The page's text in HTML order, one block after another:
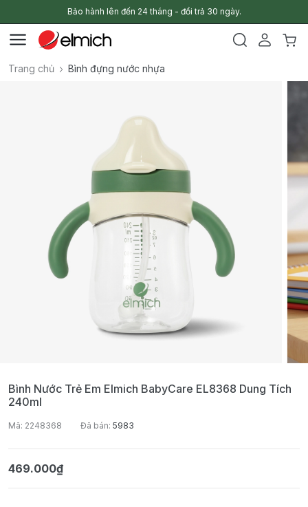
Bảo hành lên đến 24 tháng - đổi trả 30 ngày.
Trang chủ Bình đựng nước nhựa
Bình Nước Trẻ Em Elmich BabyCare EL8368 Dung Tích
240ml
Mã: 2248368 Đã bán: 5983
469.000₫